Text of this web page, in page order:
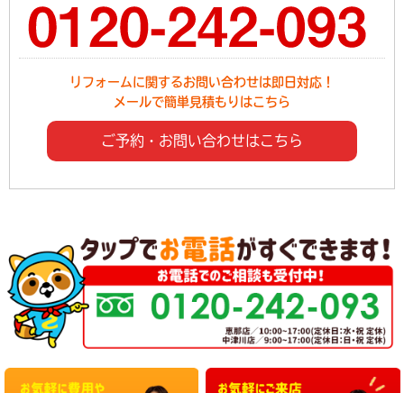
リフォームに関するお問い合わせは即日対応！
メールで簡単見積もりはこちら
ご予約・お問い合わせはこちら